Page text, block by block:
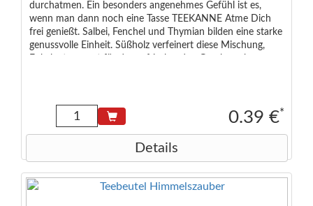
durchatmen. Ein besonders angenehmes Gefühl ist es,
wenn man dann noch eine Tasse TEEKANNE Atme Dich
frei genießt. Salbei, Fenchel und Thymian bilden eine starke
genussvolle Einheit. Süßholz verfeinert diese Mischung,
Zusatzinformationen: Von Natur aus laktosefrei, glutenfrei
und vegan.
0.39 €*
Details